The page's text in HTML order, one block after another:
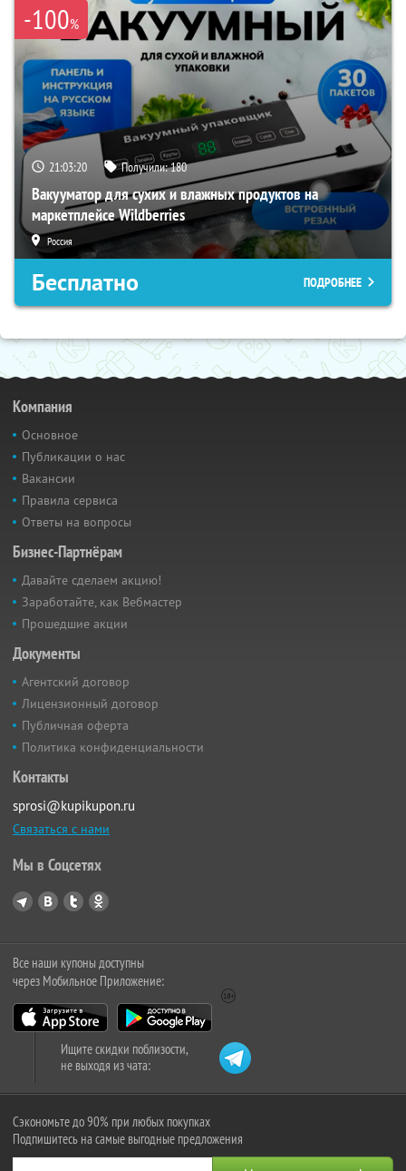
-100%
21:03:19 Получили:180
Вакууматор для сухих и влажных продуктов на
маркетплейсе Wildberries
Россия
Бесплатно ПОДРОБНЕЕ
Компания
Основное
Публикации о нас
Вакансии
Правила сервиса
Ответы на вопросы
Бизнес-Партнёрам
Давайте сделаем акцию!
Заработайте, как Вебмастер
Прошедшие акции
Документы
Агентский договор
Лицензионный договор
Публичная оферта
Политика конфиденциальности
Контакты
sprosi@kupikupon.ru
Связаться с нами
Мы в Соцсетях
Все наши купоны доступны
через Мобильное Приложение:
Ищите скидки поблизости,
не выходя из чата:
Сэкономьте до 90% при любых покупках
Подпишитесь на самые выгодные предложения